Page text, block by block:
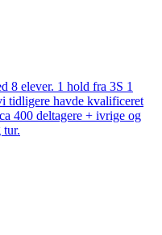
8 elever. 1 hold fra 3S 1
tidligere havde kvalificeret
400 deltagere + ivrige og
tur.